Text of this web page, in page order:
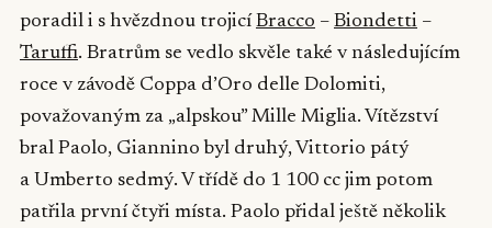
poradil i s hvězdnou trojicí Bracco – Biondetti –
Taruffi. Bratrům se vedlo skvěle také v následujícím
roce v závodě Coppa d’Oro delle Dolomiti,
považovaným za „alpskou” Mille Miglia. Vítězství
bral Paolo, Giannino byl druhý, Vittorio pátý
a Umberto sedmý. V třídě do 1 100 cc jim potom
patřila první čtyři místa. Paolo přidal ještě několik